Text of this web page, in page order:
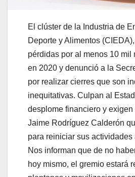
El clúster de la Industria de
Deporte y Alimentos
pérdidas por al menos 10 mil
en 2020 y denunció a la
por realizar cierres que son
inequitativas. Culpan al
desplome financiero y exigen
Jaime Rodríguez Calderón
para reiniciar sus actividades
Nos informan que de no
hoy mismo, el gremio estará